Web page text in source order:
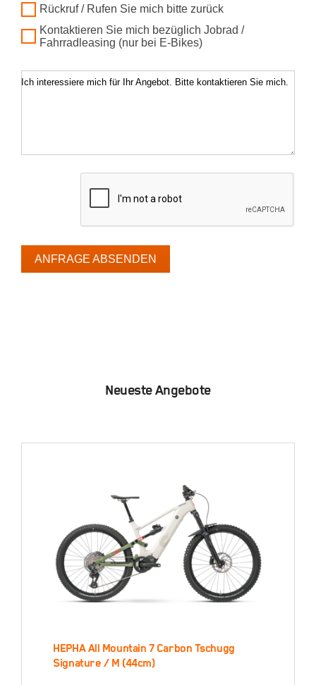
Rückruf / Rufen Sie mich bitte zurück
Kontaktieren Sie mich bezüglich Jobrad /
Fahrradleasing (nur bei E-Bikes)
Ich interessiere mich für Ihr Angebot. Bitte kontaktieren Sie mich.
ANFRAGE ABSENDEN
Neueste Angebote
HEPHA All Mountain 7
HEPHA All Mountain 7 Carbon Tschugg
Signature / M (44cm)